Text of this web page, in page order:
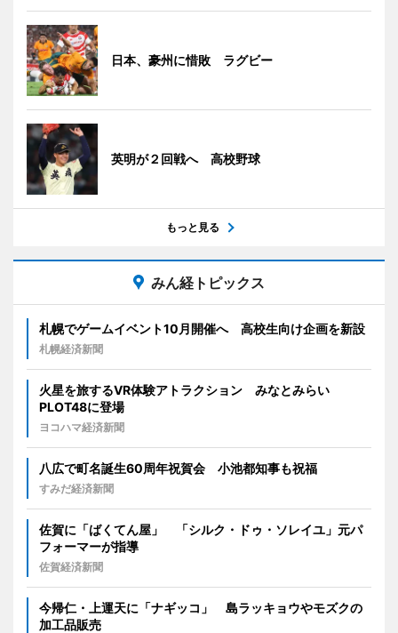
日本、豪州に惜敗 ラグビー
英明が２回戦へ 高校野球
もっと見る
みん経トピックス
札幌でゲームイベント10月開催へ 高校生向け企画を新設
札幌経済新聞
火星を旅するVR体験アトラクション みなとみらい
PLOT48に登場
ヨコハマ経済新聞
八広で町名誕生60周年祝賀会 小池都知事も祝福
すみだ経済新聞
佐賀に「ばくてん屋」 「シルク・ドゥ・ソレイユ」元パ
フォーマーが指導
佐賀経済新聞
今帰仁・上運天に「ナギッコ」 島ラッキョウやモズクの
加工品販売